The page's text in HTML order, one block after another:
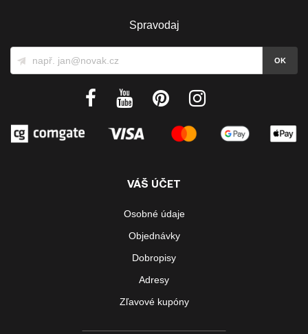
Spravodaj
VÁŠ ÚČET
Osobné údaje
Objednávky
Dobropisy
Adresy
Zľavové kupóny